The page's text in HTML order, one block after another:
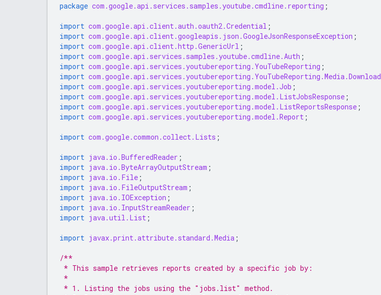
package com.google.api.services.samples.youtube.cmdline.reporting ;
import com.google.api.client.auth.oauth2.Credential ;
import com.google.api.client.googleapis.json.GoogleJsonResponseException ;
import com.google.api.client.http.GenericUrl ;
import com.google.api.services.samples.youtube.cmdline.Auth ;
import com.google.api.services.youtubereporting.YouTubeReporting ;
import com.google.api.services.youtubereporting.YouTubeReporting.Media.Download
import com.google.api.services.youtubereporting.model.Job ;
import com.google.api.services.youtubereporting.model.ListJobsResponse ;
import com.google.api.services.youtubereporting.model.ListReportsResponse ;
import com.google.api.services.youtubereporting.model.Report ;
import com.google.common.collect.Lists ;
import java.io.BufferedReader ;
import java.io.ByteArrayOutputStream ;
import java.io.File ;
import java.io.FileOutputStream ;
import java.io.IOException ;
import java.io.InputStreamReader ;
import java.util.List ;
import javax.print.attribute.standard.Media ;
/**
* This sample retrieves reports created by a specific job by:
*
* 1. Listing the jobs using the "jobs.list" method.